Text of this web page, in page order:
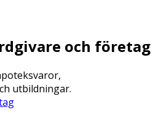
och företag
utbildningar.